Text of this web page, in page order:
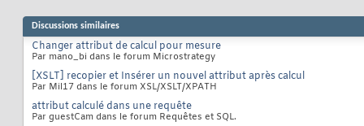
Discussions similaires
Changer attribut de calcul pour mesure
Par mano_bi dans le forum Microstrategy
[XSLT] recopier et Insérer un nouvel attribut après calcul
Par Mil17 dans le forum XSL/XSLT/XPATH
attribut calculé dans une requête
Par guestCam dans le forum Requêtes et SQL.